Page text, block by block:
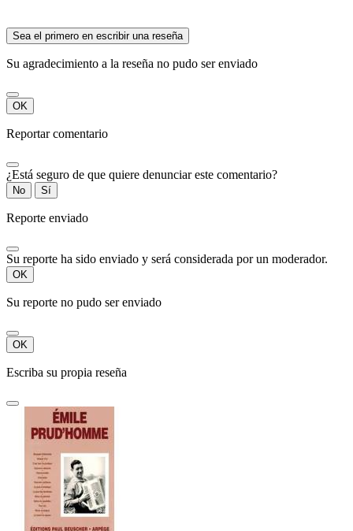
Sea el primero en escribir una reseña
Su agradecimiento a la reseña no pudo ser enviado
OK
Reportar comentario
¿Está seguro de que quiere denunciar este comentario?
No Sí
Reporte enviado
Su reporte ha sido enviado y será considerada por un moderador.
OK
Su reporte no pudo ser enviado
OK
Escriba su propia reseña